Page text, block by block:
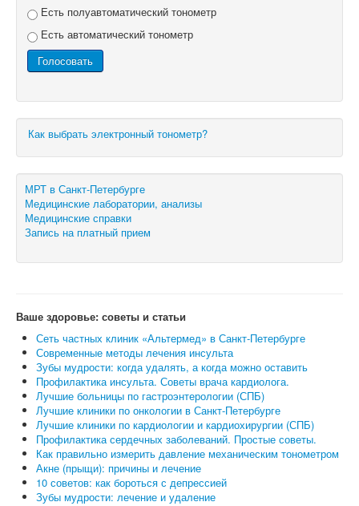
Есть полуавтоматический тонометр
Есть автоматический тонометр
Как выбрать электронный тонометр?
МРТ в Санкт-Петербурге
Медицинские лаборатории, анализы
Медицинские справки
Запись на платный прием
Ваше здоровье: советы и статьи
Сеть частных клиник «Альтермед» в Санкт-Петербурге
Современные методы лечения инсульта
Зубы мудрости: когда удалять, а когда можно оставить
Профилактика инсульта. Советы врача кардиолога.
Лучшие больницы по гастроэнтерологии (СПБ)
Лучшие клиники по онкологии в Санкт-Петербурге
Лучшие клиники по кардиологии и кардиохирургии (СПБ)
Профилактика сердечных заболеваний. Простые советы.
Как правильно измерить давление механическим тонометром
Акне (прыщи): причины и лечение
10 советов: как бороться с депрессией
Зубы мудрости: лечение и удаление